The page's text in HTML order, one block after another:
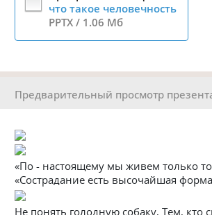
что такое человечность
PPTX / 1.06 Мб
Предварительный просмотр
«По - настоящему мы живем только
«Сострадание есть высочайшая
Не понять голодную собаку, Тем,